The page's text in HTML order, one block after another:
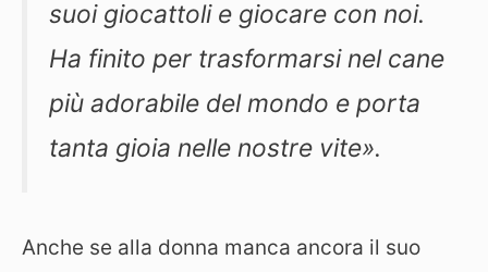
suoi giocattoli e giocare con noi.
Ha finito per trasformarsi nel cane
più adorabile del mondo e porta
tanta gioia nelle nostre vite».
Anche se alla donna manca ancora il suo